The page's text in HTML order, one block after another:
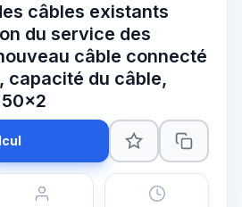
câbles existants
du service des
câble connecté
capacité du câble,